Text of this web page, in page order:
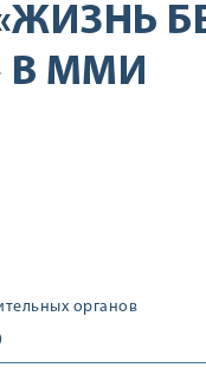
В ММИ
органов